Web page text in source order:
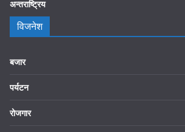
अन्तराष्ट्रिय
विजनेश
बजार
पर्यटन
रोजगार